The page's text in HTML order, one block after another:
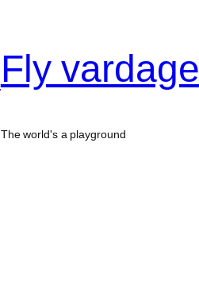
Fly
The world's a playground